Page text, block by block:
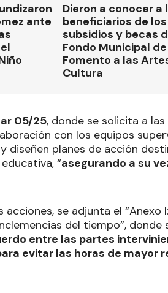
ante
Dieron a conocer a
beneficiarios de los
subsidios y becas
Fondo Municipal de
Fomento a las
Cultura
05/25, donde se solicita a
con los equipos
diseñen planes de acción
“asegurando a su
se adjunta el
del tiempo”,
entre las partes
evitar las horas de mayor